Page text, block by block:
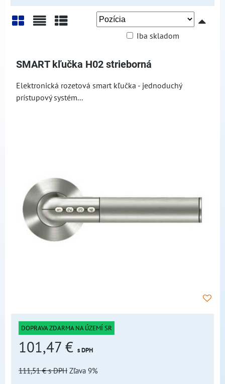
Iba skladom
SMART kľučka H02 strieborná
Elektronická rozetová smart kľučka - jednoduchý
prístupový systém...
DOPRAVA ZDARMA NA ÚZEMÍ SR
101,47 € s DPH
111,51 €s DPH Zľava 9%